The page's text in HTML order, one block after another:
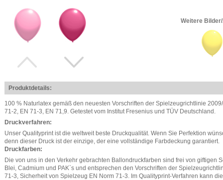
Weitere
Produktdetails:
100 % Naturlatex gemäß den neuesten Vorschriften der Spielzeugrichtlinie
71-2, EN 71-3, EN 71,9. Getestet vom Institut Fresenius und TÜV Deutschland.
Druckverfahren:
Unser Qualityprint ist die weltweit beste Druckqualität. Wenn Sie Perfektion
denn dieser Druck ist der einzige, der eine vollständige Farbdeckung garantiert.
Druckfarben:
Die von uns in den Verkehr gebrachten Ballondruckfarben sind frei von giftigen
Blei, Cadmium und PAK`s und entsprechen den Vorschriften der
71-3, Sicherheit von Spielzeug EN Norm 71-3. Im Qualityprint-Verfahren kann